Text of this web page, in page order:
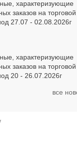
характеризующие
заказов на торговой
27.07 - 02.08.2026г
характеризующие
заказов на торговой
20 - 26.07.2026г
все